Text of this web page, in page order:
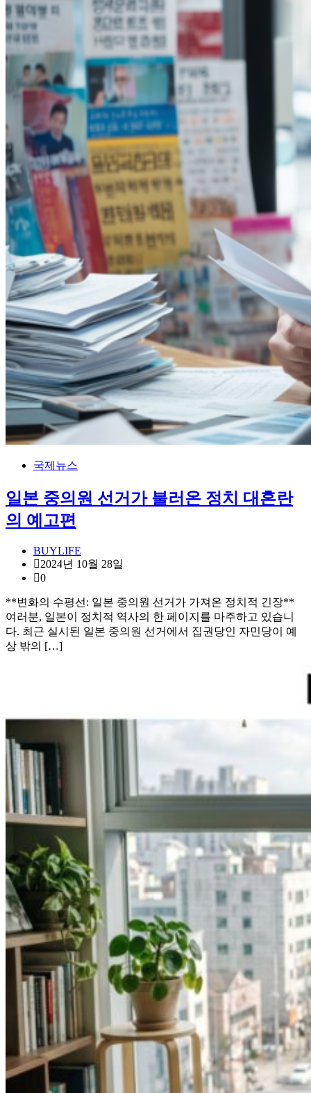
국제뉴스
일본 중의원 선거가 불러온 정치 대혼란
의 예고편
BUYLIFE
2024년 10월 28일
0
**변화의 수평선: 일본 중의원 선거가 가져온 정치적 긴장**
여러분, 일본이 정치적 역사의 한 페이지를 마주하고 있습니
다. 최근 실시된 일본 중의원 선거에서 집권당인 자민당이 예
상 밖의 […]